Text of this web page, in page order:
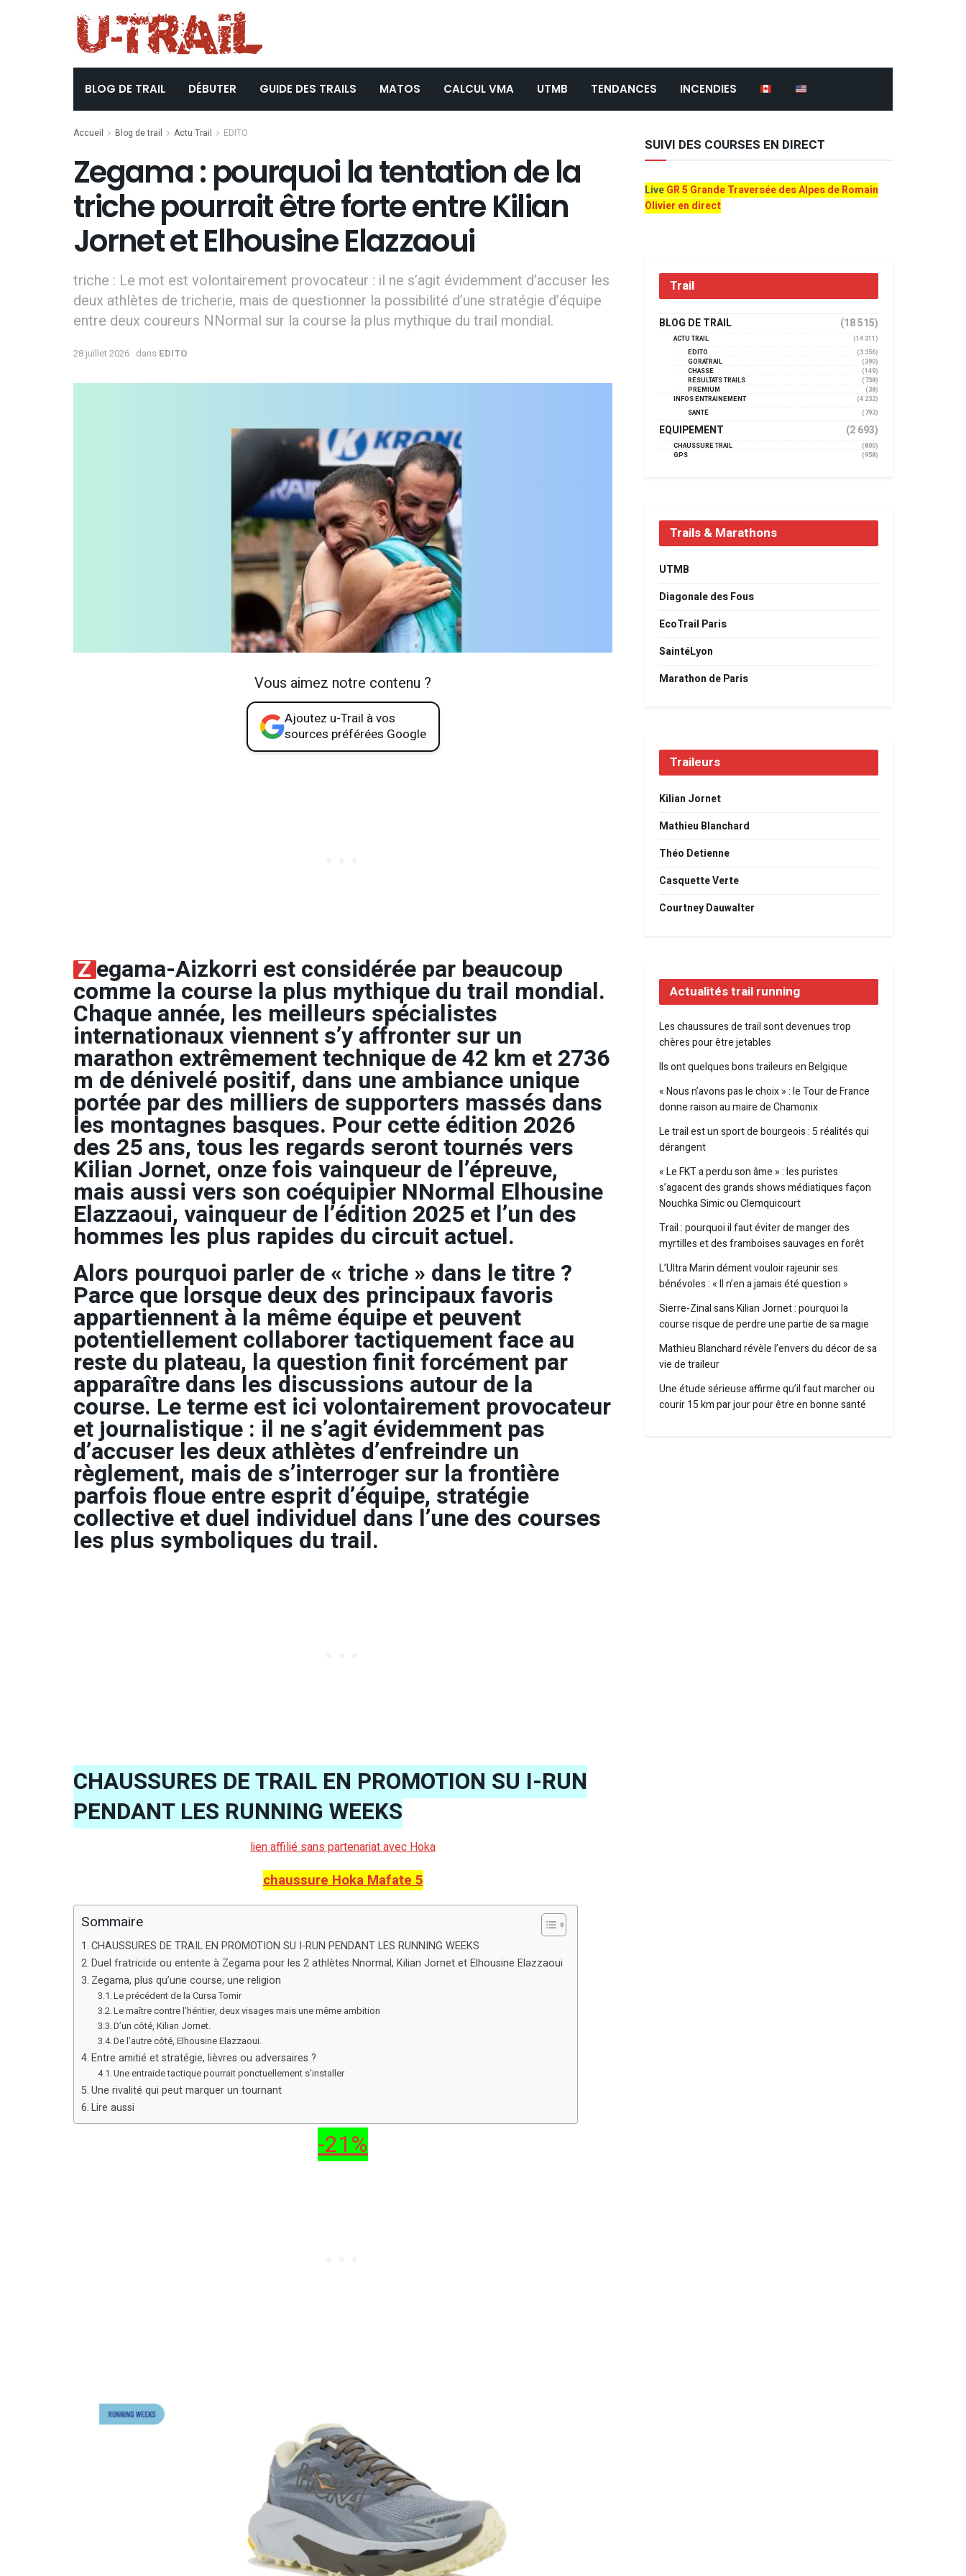
BLOG DE TRAIL DÉBUTER GUIDE DES TRAILS MATOS CALCUL VMA UTMB TENDANCES INCENDIES
Accueil Blog de trail Actu Trail EDITO
Zegama : pourquoi la tentation de la
triche pourrait être forte entre Kilian
Jornet et Elhousine Elazzaoui
triche : Le mot est volontairement provocateur : il ne s’agit évidemment d’accuser les
deux athlètes de tricherie, mais de questionner la possibilité d’une stratégie d’équipe
entre deux coureurs NNormal sur la course la plus mythique du trail mondial.
28 juillet 2026 dans EDITO
Vous aimez notre contenu ?
Ajoutez u-Trail à vos
sources préférées Google
Zegama-Aizkorri est considérée par beaucoup
comme la course la plus mythique du trail mondial.
Chaque année, les meilleurs spécialistes
internationaux viennent s’y affronter sur un
marathon extrêmement technique de 42 km et 2736
m de dénivelé positif, dans une ambiance unique
portée par des milliers de supporters massés dans
les montagnes basques. Pour cette édition 2026
des 25 ans, tous les regards seront tournés vers
Kilian Jornet, onze fois vainqueur de l’épreuve,
mais aussi vers son coéquipier NNormal Elhousine
Elazzaoui, vainqueur de l’édition 2025 et l’un des
hommes les plus rapides du circuit actuel.
Alors pourquoi parler de « triche » dans le titre ?
Parce que lorsque deux des principaux favoris
appartiennent à la même équipe et peuvent
potentiellement collaborer tactiquement face au
reste du plateau, la question finit forcément par
apparaître dans les discussions autour de la
course. Le terme est ici volontairement provocateur
et journalistique : il ne s’agit évidemment pas
d’accuser les deux athlètes d’enfreindre un
règlement, mais de s’interroger sur la frontière
parfois floue entre esprit d’équipe, stratégie
collective et duel individuel dans l’une des courses
les plus symboliques du trail.
CHAUSSURES DE TRAIL EN PROMOTION SU I-RUN
PENDANT LES RUNNING WEEKS
lien affilié sans partenariat avec Hoka
chaussure Hoka Mafate 5
Sommaire
CHAUSSURES DE TRAIL EN PROMOTION SU I-RUN PENDANT LES RUNNING WEEKS
Duel fratricide ou entente à Zegama pour les 2 athlètes Nnormal, Kilian Jornet et Elhousine Elazzaoui
Zegama, plus qu’une course, une religion
Le précédent de la Cursa Tomir
Le maître contre l’héritier, deux visages mais une même ambition
D’un côté, Kilian Jornet.
De l’autre côté, Elhousine Elazzaoui.
Entre amitié et stratégie, lièvres ou adversaires ?
Une entraide tactique pourrait ponctuellement s’installer
Une rivalité qui peut marquer un tournant
Lire aussi
-21%
SUIVI DES COURSES EN DIRECT
LiveGR 5 Grande Traversée des Alpes de Romain
Olivier en direct
Trail
BLOG DE TRAIL (18 515)
ACTU TRAIL
(14 311)
EDITO
(3 356)
GORATRAIL
(390)
CHASSE
(149)
RÉSULTATS TRAILS
(738)
PREMIUM
(38)
INFOS ENTRAINEMENT
(4 232)
SANTÉ
(793)
EQUIPEMENT (2 693)
CHAUSSURE TRAIL
(800)
GPS
(958)
Trails & Marathons
UTMB
Diagonale des Fous
EcoTrail Paris
SaintéLyon
Marathon de Paris
Traileurs
Kilian Jornet
Mathieu Blanchard
Théo Detienne
Casquette Verte
Courtney Dauwalter
Actualités trail running
Les chaussures de trail sont devenues trop
chères pour être jetables
Ils ont quelques bons traileurs en Belgique
« Nous n’avons pas le choix » : le Tour de France
donne raison au maire de Chamonix
Le trail est un sport de bourgeois : 5 réalités qui
dérangent
« Le FKT a perdu son âme » : les puristes
s’agacent des grands shows médiatiques façon
Nouchka Simic ou Clemquicourt
Trail : pourquoi il faut éviter de manger des
myrtilles et des framboises sauvages en forêt
L’Ultra Marin dément vouloir rajeunir ses
bénévoles : « Il n’en a jamais été question »
Sierre-Zinal sans Kilian Jornet : pourquoi la
course risque de perdre une partie de sa magie
Mathieu Blanchard révèle l’envers du décor de sa
vie de traileur
Une étude sérieuse affirme qu’il faut marcher ou
courir 15 km par jour pour être en bonne santé